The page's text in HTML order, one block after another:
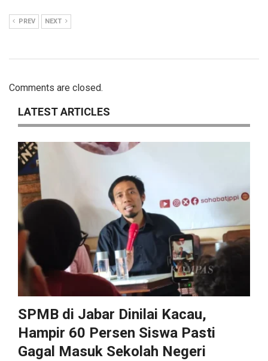
PREV NEXT
Comments are closed.
LATEST ARTICLES
SPMB di Jabar Dinilai Kacau,
Hampir 60 Persen Siswa Pasti
Gagal Masuk Sekolah Negeri